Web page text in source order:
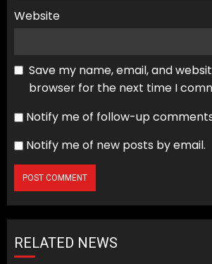
Website
Save my name, email, and
browser for the next time I
Notify me of follow-up
Notify me of new posts by email.
RELATED NEWS